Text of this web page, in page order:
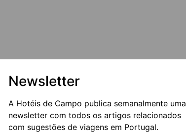
Newsletter
A Hotéis de Campo publica semanalmente uma
newsletter com todos os artigos relacionados
com sugestões de viagens em Portugal.